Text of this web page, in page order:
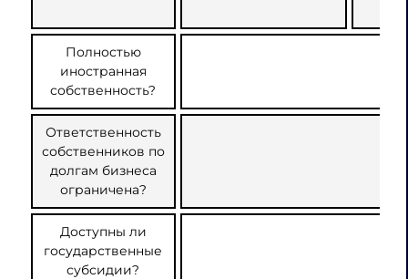
Полностью
иностранная
собственность?
Ответственность
собственников по
долгам бизнеса
ограничена?
Доступны ли
государственные
субсидии?